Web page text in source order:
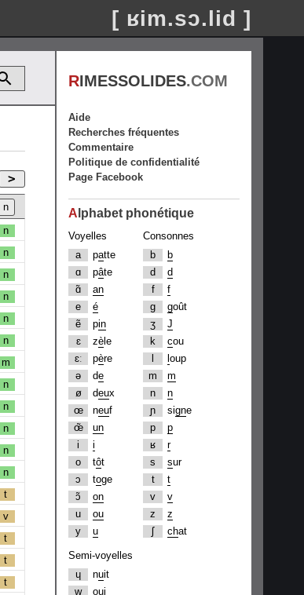
[ ʁim.sɔ.lid ]
n
n
n
n
n
n
m
n
n
n
n
n
t
v
t
t
t
RIMESSOLIDES.COM
Aide
Recherches fréquentes
Commentaire
Politique de confidentialité
Page Facebook
A lphabet phonétique
Voyelles
a
patte
ɑ
pâte
ɑ̃
an
e
é
ẽ
pin
ɛ
zè le
ɛː
père
ə
de
ø
deux
œ
neuf
œ̃
un
i
i
o
tôt
ɔ
toge
ɔ̃
on
u
ou
y
u
Consonnes
b
b
d
d
f
f
g
goût
ʒ
J
k
cou
oup
m
m
n
n
ɲ
signe
p
p
ʁ
r
s
sur
t
t
v
v
z
z
ʃ
chat
Semi-voyelles
ɥ
nuit
w
oui